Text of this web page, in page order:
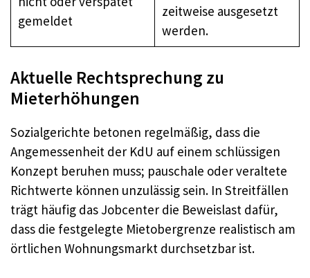
gemeldet
zeitweise ausgesetzt
werden.
Aktuelle Rechtsprechung zu
Mieterhöhungen
Sozialgerichte betonen regelmäßig, dass die
Angemessenheit der KdU auf einem schlüssigen
Konzept beruhen muss; pauschale oder veraltete
Richtwerte können unzulässig sein. In Streitfällen
trägt häufig das Jobcenter die Beweislast dafür,
dass die festgelegte Mietobergrenze realistisch am
örtlichen Wohnungsmarkt durchsetzbar ist.